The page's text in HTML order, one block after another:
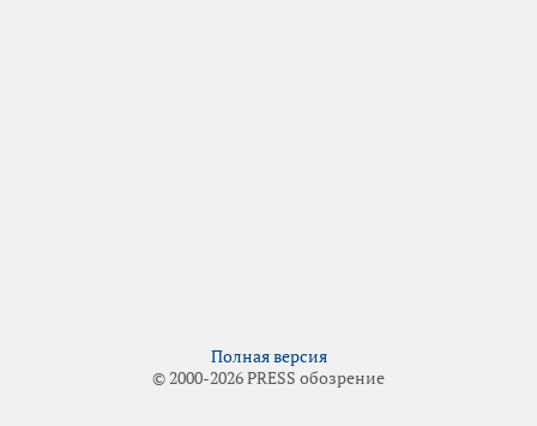
Полная версия
© 2000-2026 PRESS обозрение